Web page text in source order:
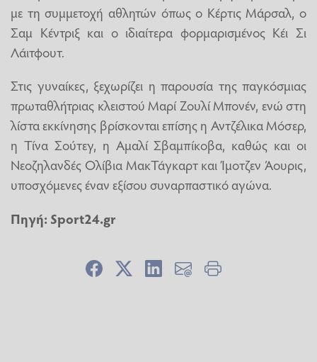
με τη συμμετοχή αθλητών όπως ο Κέρτις Μάρσαλ, ο
Σαμ Κέντριξ και ο ιδιαίτερα φορμαρισμένος Κέι Σι
Λάιτφουτ.
Στις γυναίκες, ξεχωρίζει η παρουσία της παγκόσμιας
πρωταθλήτριας κλειστού Μαρί Ζουλί Μπονέν, ενώ στη
λίστα εκκίνησης βρίσκονται επίσης η Αντζέλικα Μόσερ,
η Τίνα Σούτεγ, η Αμαλί Σβαμπίκοβα, καθώς και οι
Νεοζηλανδές Ολίβια ΜακΤάγκαρτ και Ίμοτζεν Άουρις,
υποσχόμενες έναν εξίσου συναρπαστικό αγώνα.
Πηγή: Sport24.gr